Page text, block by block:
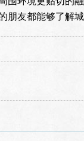
友都能够了解